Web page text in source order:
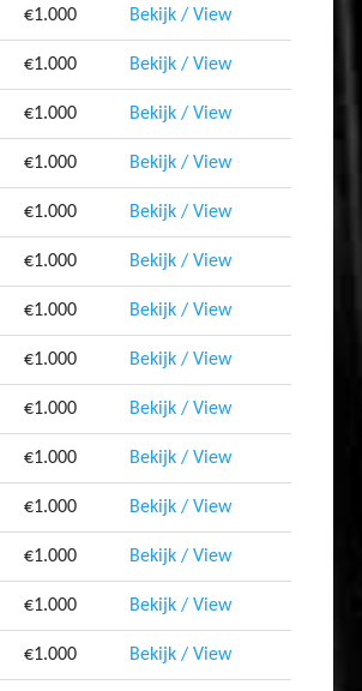
€1.000 Bekijk / View
€1.000 Bekijk / View
€1.000 Bekijk / View
€1.000 Bekijk / View
€1.000 Bekijk / View
€1.000 Bekijk / View
€1.000 Bekijk / View
€1.000 Bekijk / View
€1.000 Bekijk / View
€1.000 Bekijk / View
€1.000 Bekijk / View
€1.000 Bekijk / View
€1.000 Bekijk / View
€1.000 Bekijk / View